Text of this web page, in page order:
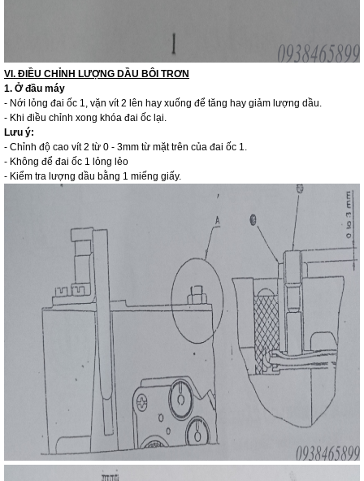
VI. ĐIỀU CHỈNH LƯỢNG DẦU BÔI TRƠN
1. Ở đầu máy
- Nới lỏng đai ốc 1, vặn vít 2 lên hay xuống để tăng hay giảm lượng dầu.
- Khi điều chỉnh xong khóa đai ốc lại.
Lưu ý:
- Chỉnh độ cao vít 2 từ 0 - 3mm từ mặt trên của đai ốc 1.
- Không để đai ốc 1 lỏng lẻo
- Kiểm tra lượng dầu bằng 1 miếng giấy.